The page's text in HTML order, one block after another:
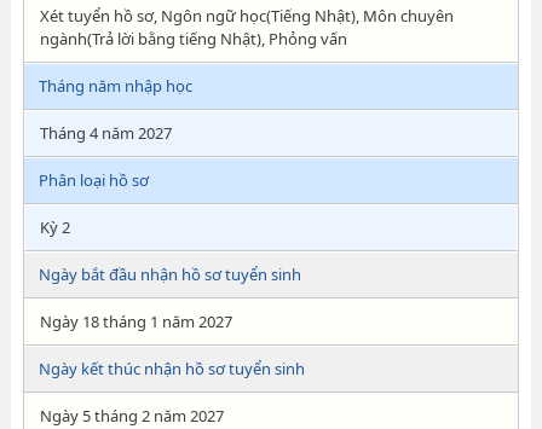
Xét tuyển hồ sơ, Ngôn ngữ học(Tiếng Nhật), Môn chuyên
ngành(Trả lời bằng tiếng Nhật), Phỏng vấn
Tháng năm nhập học
Tháng 4 năm 2027
Phân loại hồ sơ
Kỳ 2
Ngày bắt đầu nhận hồ sơ tuyển sinh
Ngày 18 tháng 1 năm 2027
Ngày kết thúc nhận hồ sơ tuyển sinh
Ngày 5 tháng 2 năm 2027